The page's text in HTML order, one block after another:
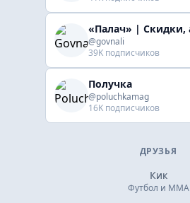
@govnali
39K подписчиков
Получка
@poluchkamag
16K подписчиков
ДРУЗЬЯ
Кик
Футбол и ММА